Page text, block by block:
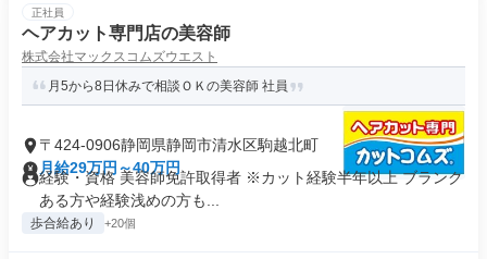
正社員
ヘアカット専門店の美容師
株式会社マックスコムズウエスト
月5から8日休みで相談ＯＫの美容師 社員
〒424-0906静岡県静岡市清水区駒越北町
月給29万円～40万円
経験・資格 美容師免許取得者 ※カット経験半年以上 ブランク
ある方や経験浅めの方も...
歩合給あり +20個